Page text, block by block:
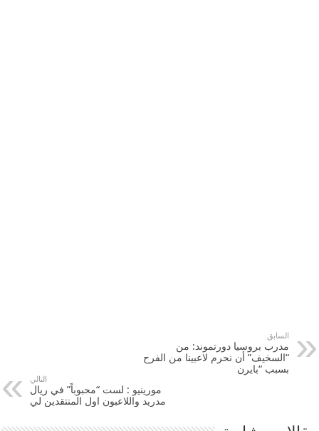
السابق
مدرب بروسيا دورتموند: من
“السخيف” أن نحرم لاعبينا من الفرح
بسبب “بايرن
التالي
مورينيو : لست “محبوباً” في ريال
مدريد واللاعبون اول المنتقدين لي